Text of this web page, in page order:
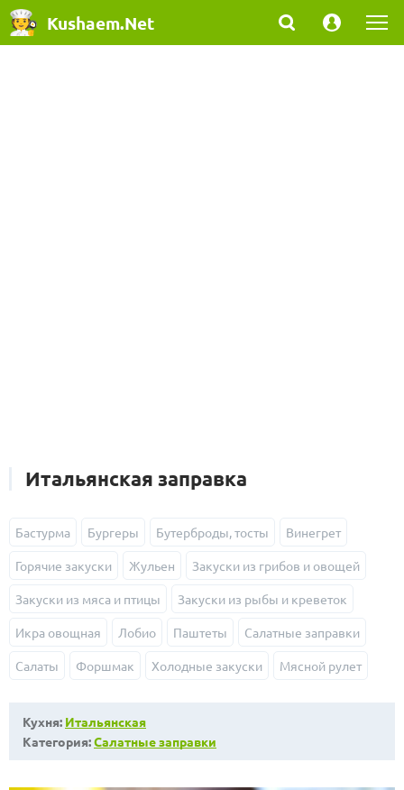
Kushaem.Net
Итальянская заправка
Бастурма Бургеры Бутерброды, тосты Винегрет
Горячие закуски Жульен Закуски из грибов и овощей
Закуски из мяса и птицы Закуски из рыбы и креветок
Икра овощная Лобио Паштеты Салатные заправки
Салаты Форшмак Холодные закуски Мясной рулет
Кухня: Итальянская
Категория:Салатные заправки